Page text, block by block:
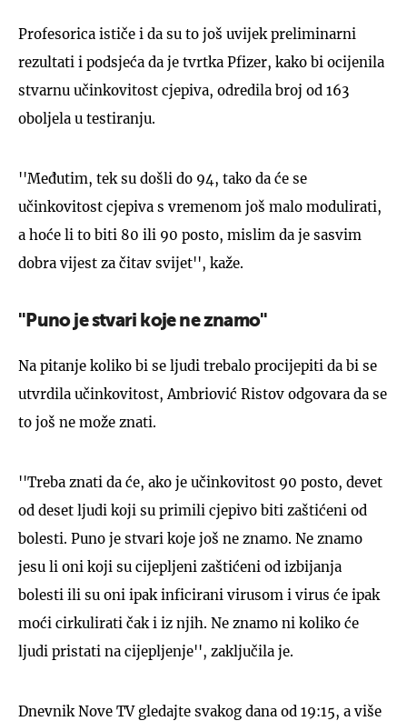
Profesorica ističe i da su to još uvijek preliminarni
rezultati i podsjeća da je tvrtka Pfizer, kako bi ocijenila
stvarnu učinkovitost cjepiva, odredila broj od 163
oboljela u testiranju.
''Međutim, tek su došli do 94, tako da će se
učinkovitost cjepiva s vremenom još malo modulirati,
a hoće li to biti 80 ili 90 posto, mislim da je sasvim
dobra vijest za čitav svijet'', kaže.
''Puno je stvari koje ne znamo''
Na pitanje koliko bi se ljudi trebalo procijepiti da bi se
utvrdila učinkovitost, Ambriović Ristov odgovara da se
to još ne može znati.
''Treba znati da će, ako je učinkovitost 90 posto, devet
od deset ljudi koji su primili cjepivo biti zaštićeni od
bolesti. Puno je stvari koje još ne znamo. Ne znamo
jesu li oni koji su cijepljeni zaštićeni od izbijanja
bolesti ili su oni ipak inficirani virusom i virus će ipak
moći cirkulirati čak i iz njih. Ne znamo ni koliko će
ljudi pristati na cijepljenje'', zaključila je.
Dnevnik Nove TV gledajte svakog dana od 19:15, a više